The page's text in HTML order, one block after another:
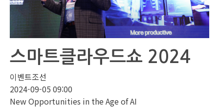
스마트클라우드쇼 2024
이벤트조선
2024-09-05 09:00
New Opportunities in the Age of AI